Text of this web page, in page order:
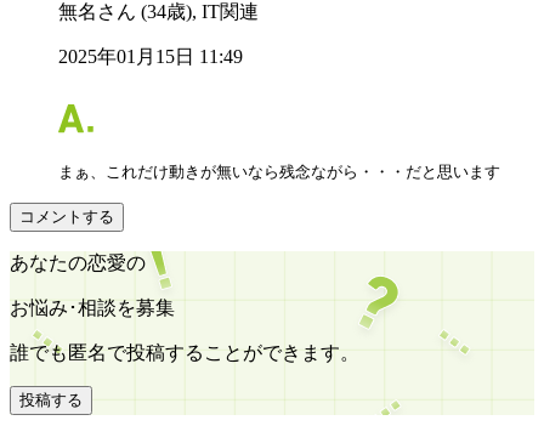
無名さん (34歳), IT関連
2025年01月15日 11:49
まぁ、これだけ動きが無いなら残念ながら・・・だと思います
コメントする
あなたの恋愛の
お悩み･相談を募集
誰でも匿名で投稿することができます。
投稿する